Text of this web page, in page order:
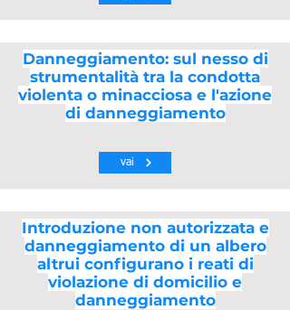
Danneggiamento: sul nesso di
strumentalità tra la condotta
violenta o minacciosa e l'azione
di danneggiamento
vai
Introduzione non autorizzata e
danneggiamento di un albero
altrui configurano i reati di
violazione di domicilio e
danneggiamento